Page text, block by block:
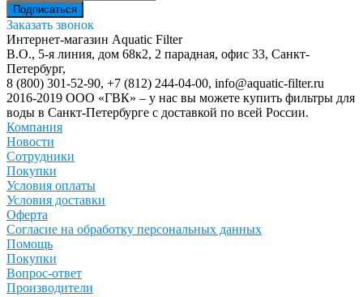
Заказать звонок
Интернет-магазин Aquatic Filter
В.О., 5-я линия, дом 68к2, 2 парадная, офис 33, Санкт-
Петербург,
8 (800) 301-52-90, +7 (812) 244-04-00, info@aquatic-filter.ru
2016-2019 ООО «ГВК» – у нас вы можете купить фильтры для
воды в Санкт-Петербурге с доставкой по всей России.
Компания
Новости
Сотрудники
Покупки
Условия оплаты
Условия доставки
Оферта
Согласие на обработку персональных данных
Помощь
Покупки
Вопрос-ответ
Производители